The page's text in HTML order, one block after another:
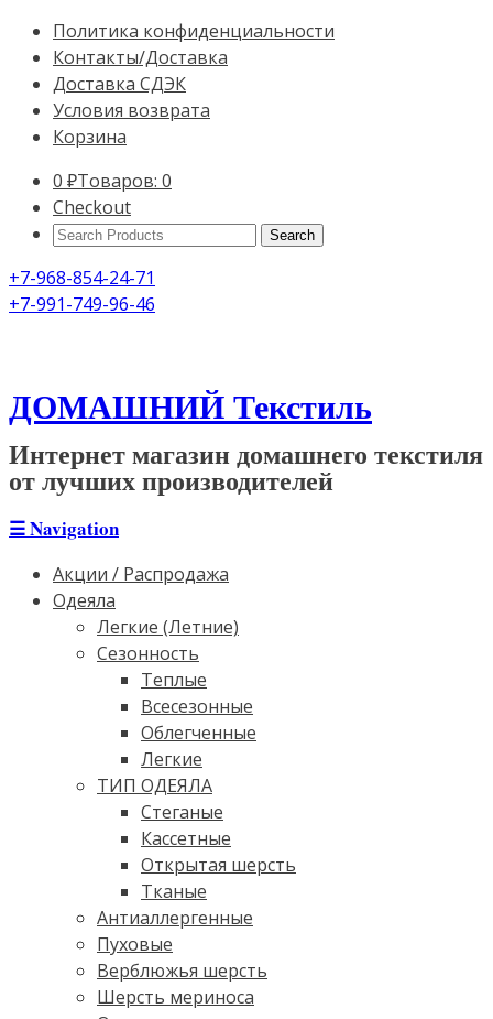
Политика конфиденциальности
Контакты/Доставка
Доставка СДЭК
Условия возврата
Корзина
0 ₽Товаров: 0
Checkout
Search
+7-968-854-24-71
+7-991-749-96-46
ДОМАШНИЙ Текстиль
Интернет магазин домашнего текстиля
от лучших производителей
☰Navigation
Акции / Распродажа
Одеяла
Легкие (Летние)
Сезонность
Теплые
Всесезонные
Облегченные
Легкие
ТИП ОДЕЯЛА
Стеганые
Кассетные
Открытая шерсть
Тканые
Антиаллергенные
Пуховые
Верблюжья шерсть
Шерсть мериноса